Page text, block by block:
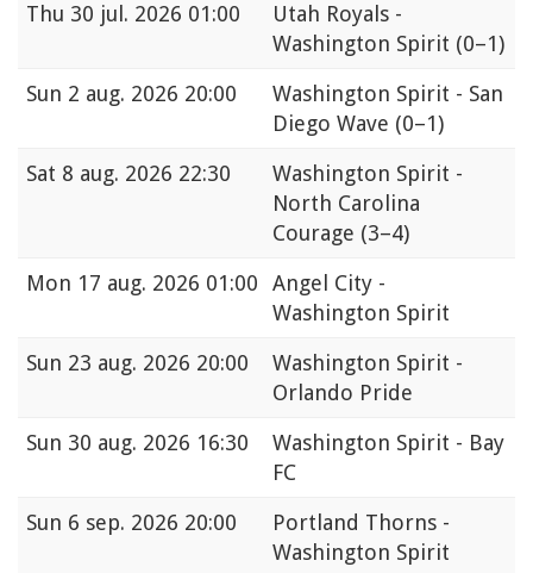
Thu 30 jul. 2026 01:00
Utah Royals -
Washington Spirit (0–1)
Sun 2 aug. 2026 20:00
Washington Spirit - San
Diego Wave (0–1)
Sat 8 aug. 2026 22:30
Washington Spirit -
North Carolina
Courage (3–4)
Mon 17 aug. 2026 01:00
Angel City -
Washington Spirit
Sun 23 aug. 2026 20:00
Washington Spirit -
Orlando Pride
Sun 30 aug. 2026 16:30
Washington Spirit - Bay
FC
Sun 6 sep. 2026 20:00
Portland Thorns -
Washington Spirit